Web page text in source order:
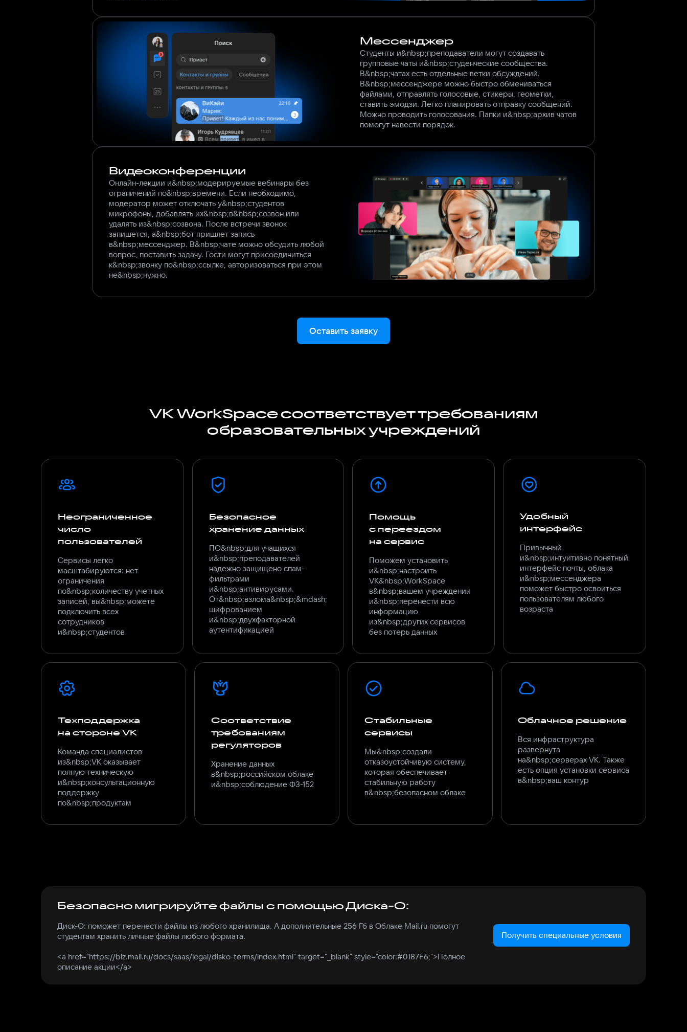
Мессенджер
Студенты и&nbsp;преподаватели могут создавать
групповые чаты и&nbsp;студенческие сообщества.
В&nbsp;чатах есть отдельные ветки обсуждений.
В&nbsp;мессенджере можно быстро обмениваться
файлами, отправлять голосовые, стикеры, геометки,
ставить эмодзи. Легко планировать отправку сообщений.
Можно проводить голосования. Папки и&nbsp;архив чатов
помогут навести порядок.
Видеоконференции
Онлайн-лекции и&nbsp;модерируемые вебинары без
ограничений по&nbsp;времени. Если необходимо,
модератор может отключать у&nbsp;студентов
микрофоны, добавлять их&nbsp;в&nbsp;созвон или
удалять из&nbsp;созвона. После встречи звонок
запишется, а&nbsp;бот пришлет запись
в&nbsp;мессенджер. В&nbsp;чате можно обсудить любой
вопрос, поставить задачу. Гости могут присоединиться
к&nbsp;звонку по&nbsp;ссылке, авторизоваться при этом
не&nbsp;нужно.
Оставить заявку
VK WorkSpace соответствует требованиям
образовательных учреждений
Неограниченное
число
пользователей
Сервисы легко
масштабируются: нет
ограничения
по&nbsp;количеству учетных
записей, вы&nbsp;можете
подключить всех
сотрудников
и&nbsp;студентов
Безопасное
хранение данных
ПО&nbsp;для учащихся
и&nbsp;преподавателей
надежно защищено спам-
фильтрами
и&nbsp;антивирусами.
От&nbsp;взлома&nbsp;&mdash;
шифрованием
и&nbsp;двухфакторной
аутентификацией
Помощь
с переездом
на сервис
Поможем установить
и&nbsp;настроить
VK&nbsp;WorkSpace
в&nbsp;вашем учреждении
и&nbsp;перенести всю
информацию
из&nbsp;других сервисов
без потерь данных
Удобный
интерфейс
Привычный
и&nbsp;интуитивно понятный
интерфейс почты, облака
и&nbsp;мессенджера
поможет быстро освоиться
пользователям любого
возраста
Техподдержка
на стороне VK
Команда специалистов
из&nbsp;VK оказывает
полную техническую
и&nbsp;консультационную
поддержку
по&nbsp;продуктам
Соответствие
требованиям
регуляторов
Хранение данных
в&nbsp;российском облаке
и&nbsp;соблюдение ФЗ-152
Стабильные
сервисы
Мы&nbsp;создали
отказоустойчивую систему,
которая обеспечивает
стабильную работу
в&nbsp;безопасном облаке
Облачное решение
Вся инфраструктура
развернута
на&nbsp;серверах VK. Также
есть опция установки сервиса
в&nbsp;ваш контур
Безопасно мигрируйте файлы с помощью Диска-О:
Диск-О: поможет перенести файлы из любого хранилища. А дополнительные 256 Гб в Облаке Mail.ru помогут
студентам хранить личные файлы любого формата.
<a href="https://biz.mail.ru/docs/saas/legal/disko-terms/index.html" target="_blank" style="color:#0187F6;">Полное
описание акции</a>
Получить специальные условия